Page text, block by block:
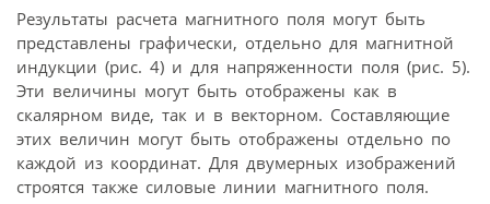
Результаты расчета магнитного поля могут быть
представлены графически, отдельно для магнитной
индукции (рис. 4) и для напряженности поля (рис. 5).
Эти величины могут быть отображены как в
скалярном виде, так и в векторном. Составляющие
этих величин могут быть отображены отдельно по
каждой из координат. Для двумерных изображений
строятся также силовые линии магнитного поля.